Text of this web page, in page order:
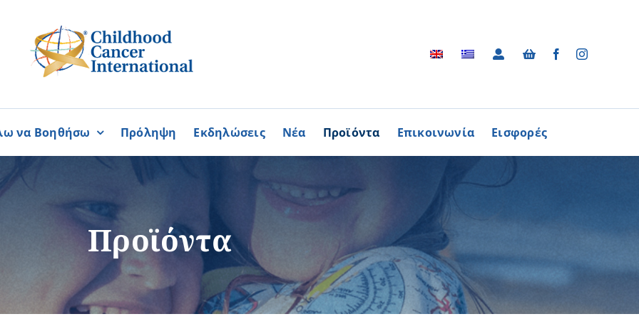
Παγκύπρια Συμμαχία Σπάνιων Παθήσεων
Παγκύπριο Συντονιστικό Συμβούλιο Εθελοντισμού
Ομοσπονδία Συνδέσμων Ασθενών Κύπρου
Φλόγα Ελλάδος
Φωτογραφικό Αρχείο
Βίντεο
Ραδιοφωνικές Διαφημίσεις
Διαφημίσεις / Φυλλάδια
Τα Τραγούδια
να Βοηθήσω
ΓΙΝΟΜΑΙ
Περισσότερα
ΓΙΝΟΜΑΙ
ΕΘΕΛΟΝΤΗΣ
Περισσότερα
ΑΓΟΡΑΖΩ
ΠΡΟΙΟΝΤΑ
Περισσότερα
Πρόληψη Εκδηλώσεις Νέα Προϊόντα Επικοινωνία Εισφορές
Προϊόντα